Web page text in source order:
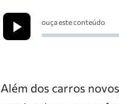
ouça este conteúdo
Além dos carros